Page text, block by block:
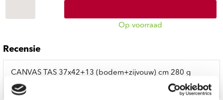
Op voorraad
Recensie
CANVAS TAS 37x42+13 (bodem+zijvouw) cm 280 g
(zwart)